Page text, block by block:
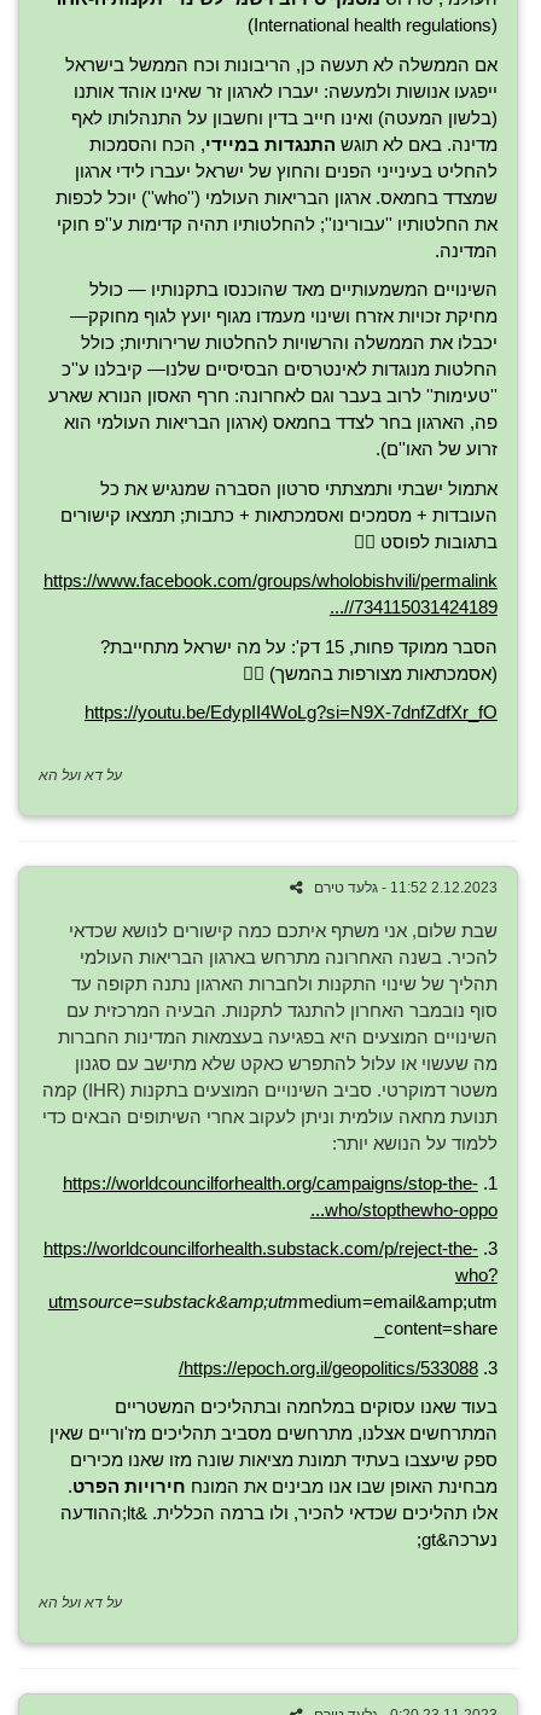
(International health regulations)
אם הממשלה לא תעשה כן, הריבונות וכח הממשל בישראל
ייפגעו אנושות ולמעשה: יעברו לארגון זר שאינו אוהד אותנו
(בלשון המעטה) ואינו חייב בדין וחשבון על התנהלותו לאף
מדינה. באם לא תוגש התנגדות במיידי, הכח והסמכות
להחליט בעינייני הפנים והחוץ של ישראל יעברו לידי ארגון
שמצדד בחמאס. ארגון הבריאות העולמי (''who'') יוכל לכפות
את החלטותיו ''עבורינו''; להחלטותיו תהיה קדימות ע''פ חוקי
המדינה.
השינויים המשמעותיים מאד שהוכנסו בתקנותיו — כולל
מחיקת זכויות אזרח ושינוי מעמדו מגוף יועץ לגוף מחוקק—
יכבלו את הממשלה והרשויות להחלטות שרירותיות; כולל
החלטות מנוגדות לאינטרסים הבסיסיים שלנו— קיבלנו ע''כ
''טעימות'' לרוב בעבר וגם לאחרונה: חרף האסון הנורא שארע
פה, הארגון בחר לצדד בחמאס (ארגון הבריאות העולמי הוא
זרוע של האו''ם).
אתמול ישבתי ותמצתתי סרטון הסברה שמנגיש את כל
העובדות + מסמכים ואסמכתאות + כתבות; תמצאו קישורים
בתגובות לפוסט 👇🏼
https://www.facebook.com/groups/wholobishvili/permalink
/734115031424189/...
הסבר ממוקד פחות, 15 דק': על מה ישראל מתחייבת?
(אסמכתאות מצורפות בהמשך) 👇🏼
https://youtu.be/EdypII4WoLg?si=N9X-7dnfZdfXr_fO
על דא ועל הא
2.12.2023 11:52 - גלעד טירם
שבת שלום, אני משתף איתכם כמה קישורים לנושא שכדאי
להכיר. בשנה האחרונה מתרחש בארגון הבריאות העולמי
תהליך של שינוי התקנות ולחברות הארגון נתנה תקופה עד
סוף נובמבר האחרון להתנגד לתקנות. הבעיה המרכזית עם
השינויים המוצעים היא בפגיעה בעצמאות המדינות החברות
מה שעשוי או עלול להתפרש כאקט שלא מתישב עם סגנון
משטר דמוקרטי. סביב השינויים המוצעים בתקנות (IHR) קמה
תנועת מחאה עולמית וניתן לעקוב אחרי השיתופים הבאים כדי
ללמוד על הנושא יותר:
1.
https://worldcouncilforhealth.org/campaigns/stop-the-
who/stopthewho-oppo...
3.
https://worldcouncilforhealth.substack.com/p/reject-the-
who?
utmsource=substack&amp;utmmedium=email&amp;utm
_content=share
3.
https://epoch.org.il/geopolitics/533088/
בעוד שאנו עסוקים במלחמה ובתהליכים המשטריים
המתרחשים אצלנו, מתרחשים מסביב תהליכים מז'וריים שאין
ספק שיעצבו בעתיד תמונת מציאות שונה מזו שאנו מכירים
מבחינת האופן שבו אנו מבינים את המונח חירויות הפרט.
אלו תהליכים שכדאי להכיר, ולו ברמה הכללית. &lt;ההודעה
נערכה&gt;
על דא ועל הא